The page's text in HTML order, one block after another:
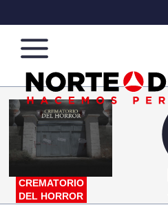
Norte
de
Ciudad
Más
que
noticias,
hacemos periodismo
CREMATORIO
DEL HORROR